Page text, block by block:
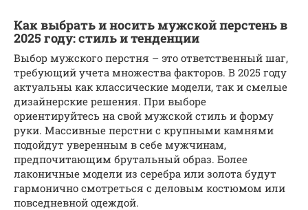
Как выбрать и носить мужской перстень в
2025 году: стиль и тенденции
Выбор мужского перстня – это ответственный шаг,
требующий учета множества факторов. В 2025 году
актуальны как классические модели, так и смелые
дизайнерские решения. При выборе
ориентируйтесь на свой мужской стиль и форму
руки. Массивные перстни с крупными камнями
подойдут уверенным в себе мужчинам,
предпочитающим брутальный образ. Более
лаконичные модели из серебра или золота будут
гармонично смотреться с деловым костюмом или
повседневной одеждой.